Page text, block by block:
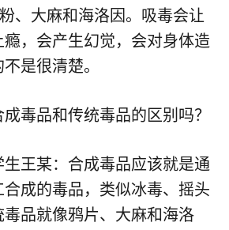
、大麻和海洛因。吸毒会让
瘾，会产生幻觉，会对身体造
是很清楚。
毒品和传统毒品的区别吗？
王某：合成毒品应该就是通
成的毒品，类似冰毒、摇头
品就像鸦片、大麻和海洛